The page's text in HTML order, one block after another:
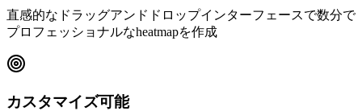
直感的なドラッグアンドドロップインターフェースで数分で
プロフェッショナルなheatmapを作成
カスタマイズ可能